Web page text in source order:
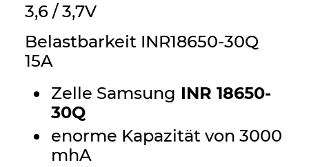
3,6 / 3,7V
Belastbarkeit INR18650-30Q
15A
Zelle Samsung INR 18650-
30Q
enorme Kapazität von 3000
mhA